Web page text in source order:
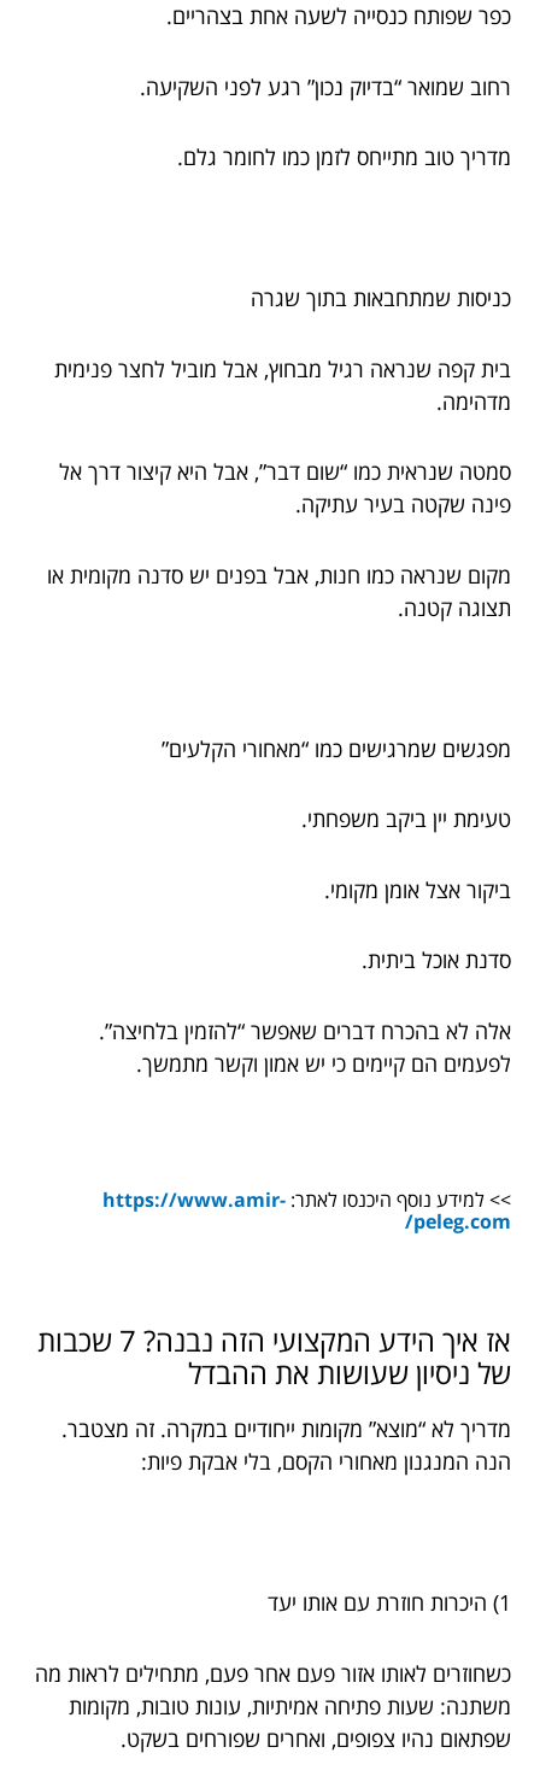
כפר שפותח כנסייה לשעה אחת בצהריים.
רחוב שמואר “בדיוק נכון” רגע לפני השקיעה.
מדריך טוב מתייחס לזמן כמו לחומר גלם.
כניסות שמתחבאות בתוך שגרה
בית קפה שנראה רגיל מבחוץ, אבל מוביל לחצר פנימית
מדהימה.
סמטה שנראית כמו “שום דבר”, אבל היא קיצור דרך אל
פינה שקטה בעיר עתיקה.
מקום שנראה כמו חנות, אבל בפנים יש סדנה מקומית או
תצוגה קטנה.
מפגשים שמרגישים כמו “מאחורי הקלעים”
טעימת יין ביקב משפחתי.
ביקור אצל אומן מקומי.
סדנת אוכל ביתית.
אלה לא בהכרח דברים שאפשר “להזמין בלחיצה”.
לפעמים הם קיימים כי יש אמון וקשר מתמשך.
>> למידע נוסף היכנסו לאתר: https://www.amir-
peleg.com/
אז איך הידע המקצועי הזה נבנה? 7 שכבות
של ניסיון שעושות את ההבדל
מדריך לא “מוצא” מקומות ייחודיים במקרה. זה מצטבר.
הנה המנגנון מאחורי הקסם, בלי אבקת פיות:
1) היכרות חוזרת עם אותו יעד
כשחוזרים לאותו אזור פעם אחר פעם, מתחילים לראות מה
משתנה: שעות פתיחה אמיתיות, עונות טובות, מקומות
שפתאום נהיו צפופים, ואחרים שפורחים בשקט.